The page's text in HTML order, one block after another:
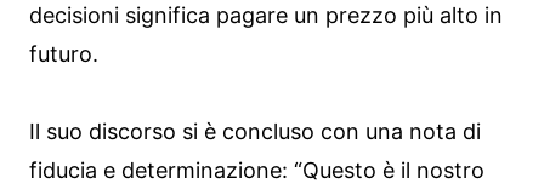
decisioni significa pagare un prezzo più alto in
futuro.
Il suo discorso si è concluso con una nota di
fiducia e determinazione: “Questo è il nostro